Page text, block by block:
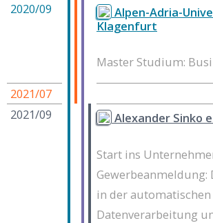
2020/09
Alpen-Adria-
Klagenfurt
Master Studium:
2021/07
2021/09
Alexander Sinko
Start ins
in der automatischen
Datenverarbeitung